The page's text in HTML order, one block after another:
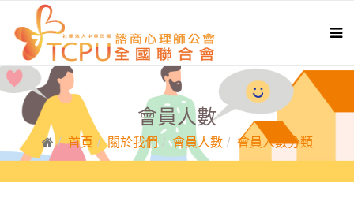
會員人數
首頁 關於我們 會員人數 會員人數分類